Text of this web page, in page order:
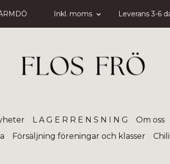
Inkl. moms Leverans 3-6
L A G E R R E N S N I N G Om oss
Försäljning föreningar och klasser